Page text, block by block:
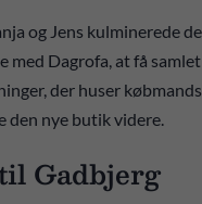
og Jens kulminerede
med Dagrofa, at få
der huser
den nye butik videre.
Gadbjerg